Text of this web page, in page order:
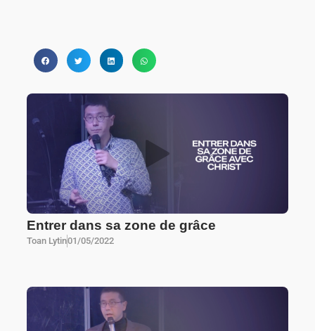
Entrer dans sa zone de grâce
Toan Lytin01/05/2022